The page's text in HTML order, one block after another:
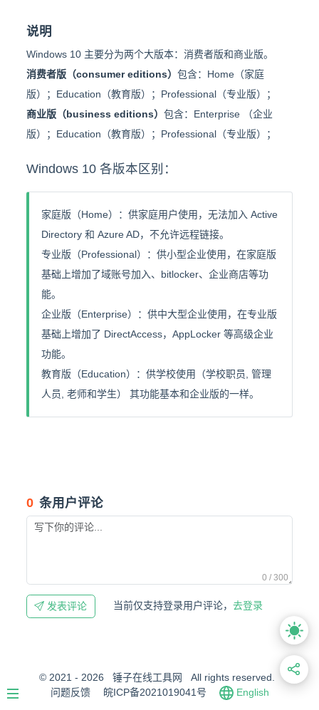
说明
Windows 10 主要分为两个大版本：消费者版和商业版。
消费者版（consumer editions） 包含：Home（家庭
版）；Education（教育版）；Professional（专业版）；
商业版（business editions） 包含：Enterprise （企业
版）；Education（教育版）；Professional（专业版）；
Windows 10 各版本区别：
家庭版（Home）：供家庭用户使用，无法加入 Active
Directory 和 Azure AD，不允许远程链接。
专业版（Professional）：供小型企业使用，在家庭版
基础上增加了域账号加入、bitlocker、企业商店等功
能。
企业版（Enterprise）：供中大型企业使用，在专业版
基础上增加了 DirectAccess，AppLocker 等高级企业
功能。
教育版（Education）：供学校使用（学校职员, 管理
人员, 老师和学生） 其功能基本和企业版的一样。
0 条用户评论
0 / 300
发表评论 当前仅支持登录用户评论， 去登录
© 2021 - 2026 锤子在线工具网
All rights reserved.
问题反馈
皖ICP备2021019041号 English